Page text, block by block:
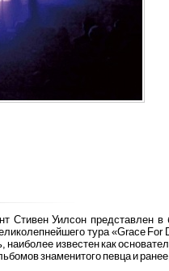
Стивен Уилсон представлен
тура «Grace
наиболее известен как
знаменитого певца и